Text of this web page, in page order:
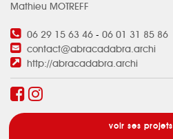
Mathieu MOTREFF
06 29 15 63 46 - 06 01 31 85 86
contact@abracadabra.archi
http://abracadabra.archi
voir ses projets